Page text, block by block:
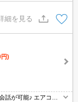
問い合わせ下さい！
細を見る
円)
話が可能♪ エアコン